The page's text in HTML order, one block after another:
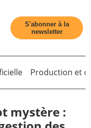
S'abonner à la
newsletter
Production et
mystère :